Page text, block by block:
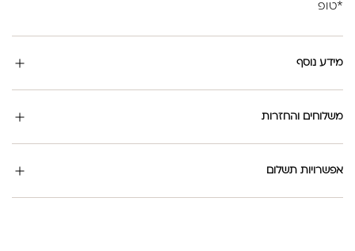
*טופ
מידע נוסף
משלוחים והחזרות
אפשרויות תשלום